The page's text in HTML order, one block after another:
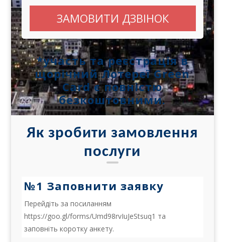
*участь та реєстрація в
щорічний Лотереї Green
Card є повністю
безкоштовними.
Як зробити замовлення
послуги
№1 Заповнити заявку
Перейдіть за посиланням
https://goo.gl/forms/Umd98rvIuJeStsuq1 та
заповніть коротку анкету.